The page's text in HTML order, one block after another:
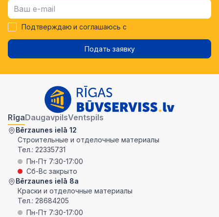
Подтверждаю и соглашаюсь с
Подать заявку
RīgaDaugavpilsVentspils
Bērzaunes ielā 12
Строительные и отделочные материалы
Тел.: 22335731
Пн-Пт 7:30-17:00
Сб-Вс закрыто
Bērzaunes ielā 8a
Краски и отделочные материалы
Тел.: 28684205
Пн-Пт 7:30-17:00